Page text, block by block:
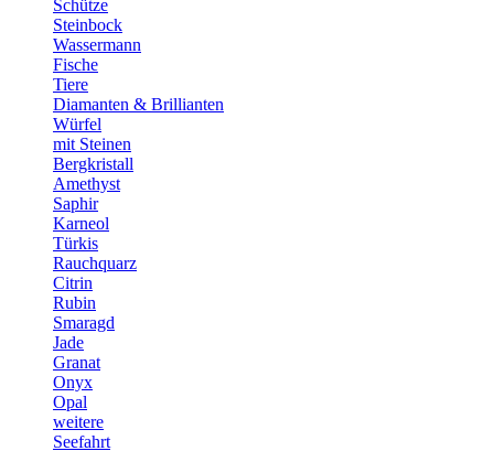
Schütze
Steinbock
Wassermann
Fische
Tiere
Diamanten & Brillianten
Würfel
mit Steinen
Bergkristall
Amethyst
Saphir
Karneol
Türkis
Rauchquarz
Citrin
Rubin
Smaragd
Jade
Granat
Onyx
Opal
weitere
Seefahrt